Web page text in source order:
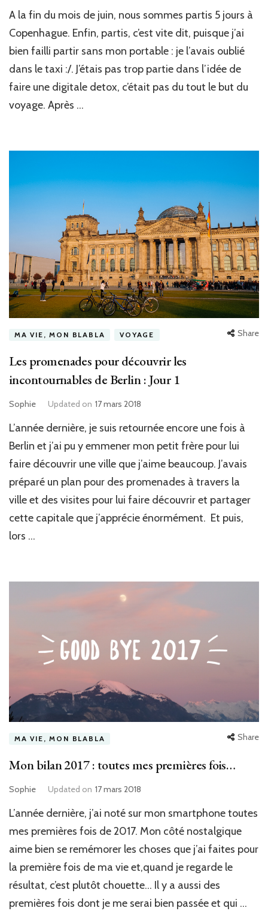
A la fin du mois de juin, nous sommes partis 5 jours à
Copenhague. Enfin, partis, c’est vite dit, puisque j’ai
bien failli partir sans mon portable : je l’avais oublié
dans le taxi :/. J’étais pas trop partie dans l’idée de
faire une digitale detox, c’était pas du tout le but du
voyage. Après …
MA VIE, MON BLABLA VOYAGE Share
Les promenades pour découvrir les
incontournables de Berlin : Jour 1
Sophie Updated on 17 mars 2018
L’année dernière, je suis retournée encore une fois à
Berlin et j’ai pu y emmener mon petit frère pour lui
faire découvrir une ville que j’aime beaucoup. J’avais
préparé un plan pour des promenades à travers la
ville et des visites pour lui faire découvrir et partager
cette capitale que j’apprécie énormément. Et puis,
lors …
MA VIE, MON BLABLA Share
Mon bilan 2017 : toutes mes premières fois…
Sophie Updated on 17 mars 2018
L’année dernière, j’ai noté sur mon smartphone toutes
mes premières fois de 2017. Mon côté nostalgique
aime bien se remémorer les choses que j’ai faites pour
la première fois de ma vie et,quand je regarde le
résultat, c’est plutôt chouette… Il y a aussi des
premières fois dont je me serai bien passée et qui …